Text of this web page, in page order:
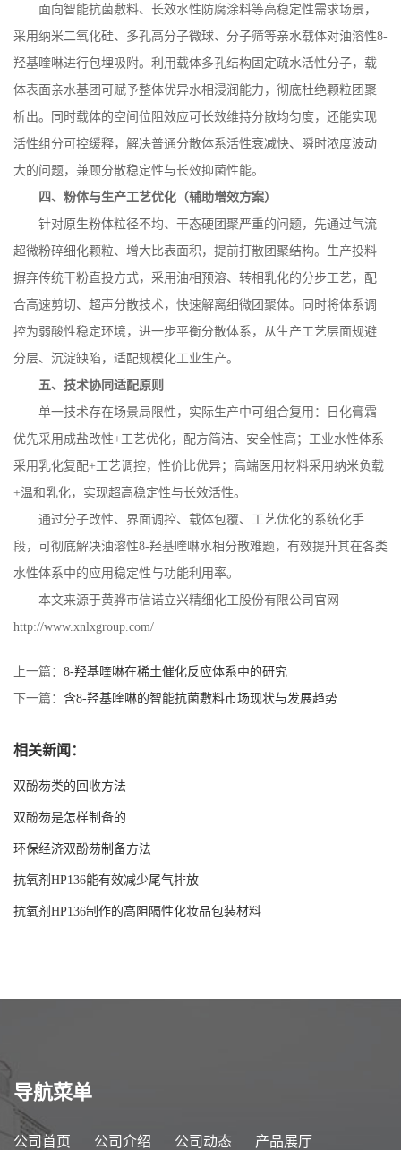
面向智能抗菌敷料、长效水性防腐涂料等高稳定性需求场景，
采用纳米二氧化硅、多孔高分子微球、分子筛等亲水载体对油溶性8-
羟基喹啉进行包埋吸附。利用载体多孔结构固定疏水活性分子，载
体表面亲水基团可赋予整体优异水相浸润能力，彻底杜绝颗粒团聚
析出。同时载体的空间位阻效应可长效维持分散均匀度，还能实现
活性组分可控缓释，解决普通分散体系活性衰减快、瞬时浓度波动
大的问题，兼顾分散稳定性与长效抑菌性能。
四、粉体与生产工艺优化（辅助增效方案）
针对原生粉体粒径不均、干态硬团聚严重的问题，先通过气流
超微粉碎细化颗粒、增大比表面积，提前打散团聚结构。生产投料
摒弃传统干粉直投方式，采用油相预溶、转相乳化的分步工艺，配
合高速剪切、超声分散技术，快速解离细微团聚体。同时将体系调
控为弱酸性稳定环境，进一步平衡分散体系，从生产工艺层面规避
分层、沉淀缺陷，适配规模化工业生产。
五、技术协同适配原则
单一技术存在场景局限性，实际生产中可组合复用：日化膏霜
优先采用成盐改性+工艺优化，配方简洁、安全性高；工业水性体系
采用乳化复配+工艺调控，性价比优异；高端医用材料采用纳米负载
+温和乳化，实现超高稳定性与长效活性。
通过分子改性、界面调控、载体包覆、工艺优化的系统化手
段，可彻底解决油溶性8-羟基喹啉水相分散难题，有效提升其在各类
水性体系中的应用稳定性与功能利用率。
本文来源于黄骅市信诺立兴精细化工股份有限公司官网
http://www.xnlxgroup.com/
上一篇： 8-羟基喹啉在稀土催化反应体系中的研究
下一篇： 含8-羟基喹啉的智能抗菌敷料市场现状与发展趋势
相关新闻：
双酚芴类的回收方法
双酚芴是怎样制备的
环保经济双酚芴制备方法
抗氧剂HP136能有效减少尾气排放
抗氧剂HP136制作的高阻隔性化妆品包装材料
导航菜单
公司首页 公司介绍 公司动态 产品展厅